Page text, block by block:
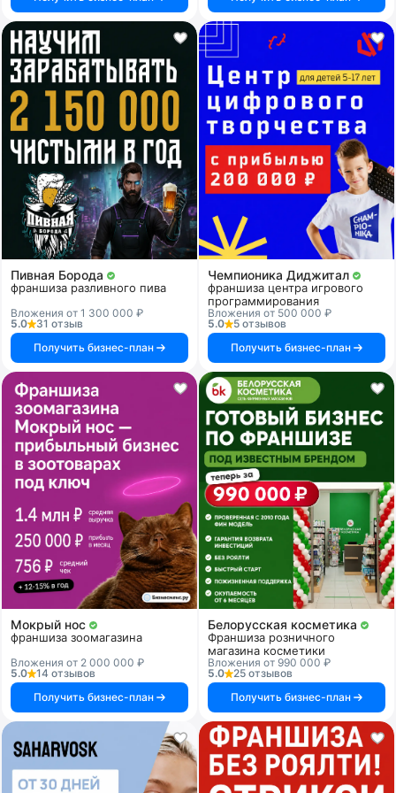
Пивная Борода
франшиза разливного пива
Вложения от 1 300 000 ₽
5.0
31 отзыв
Получить бизнес-план
Чемпионика Диджитал
франшиза центра игрового
программирования
Вложения от 500 000 ₽
5.0
5 отзывов
Получить бизнес-план
Мокрый нос
франшиза зоомагазина
Вложения от 2 000 000 ₽
5.0
14 отзывов
Получить бизнес-план
Белорусская косметика
Франшиза розничного
магазина косметики
Вложения от 990 000 ₽
5.0
25 отзывов
Получить бизнес-план